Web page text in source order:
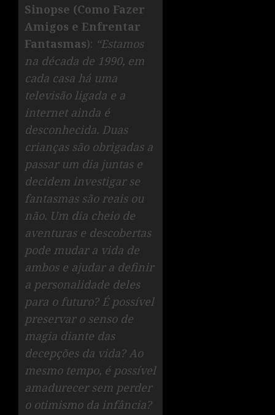
Sinopse (Como Fazer
Amigos e Enfrentar
Fantasmas): “Estamos
na década de 1990, em
cada casa há uma
televisão ligada e a
internet ainda é
desconhecida. Duas
crianças são obrigadas a
passar um dia juntas e
decidem investigar se
fantasmas são reais ou
não. Um dia cheio de
aventuras e descobertas
pode mudar a vida de
ambos e ajudar a definir
a personalidade deles
para o futuro? É possível
preservar o senso de
magia diante das
decepções da vida? Ao
mesmo tempo, é possível
amadurecer sem perder
o otimismo da infância?